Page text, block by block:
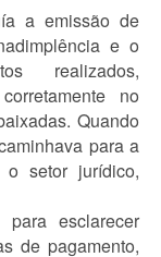
a emissão de
e o
realizados,
no
Quando
para a
setor jurídico,
esclarecer
de pagamento,